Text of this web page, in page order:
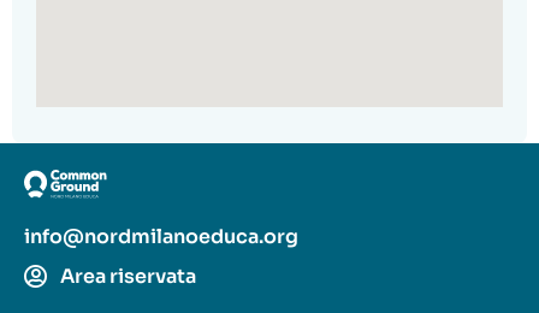
info@nordmilanoeduca.org
Area riservata